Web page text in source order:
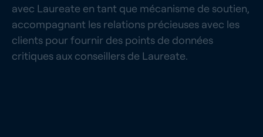
avec Laureate en tant que mécanisme de soutien,
accompagnant les relations précieuses avec les
clients pour fournir des points de données
critiques aux conseillers de Laureate.